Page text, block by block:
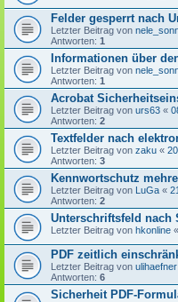
Felder gesperrt nach
Letzter Beitrag von
Antworten: 1
Informationen über
Letzter Beitrag von
Antworten: 1
Acrobat
Letzter Beitrag von urs63 «
Antworten: 2
Textfelder nach
Letzter Beitrag von zaku «
Antworten: 3
Kennwortschutz
Letzter Beitrag von LuGa «
Antworten: 2
Unterschriftsfeld nach
Letzter Beitrag von hkonline «
PDF zeitlich
Letzter Beitrag von ulihaefner
Antworten: 6
Sicherheit PDF-